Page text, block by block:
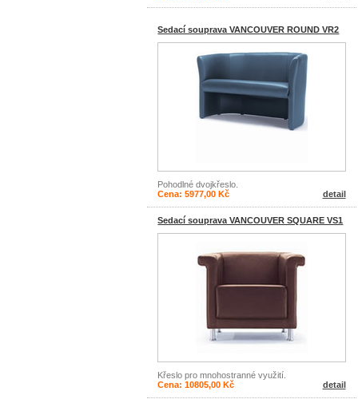
Sedací souprava VANCOUVER ROUND VR2
Pohodlné dvojkřeslo.
detail
Cena: 5977,00 Kč
Sedací souprava VANCOUVER SQUARE VS1
Křeslo pro mnohostranné využití.
detail
Cena: 10805,00 Kč